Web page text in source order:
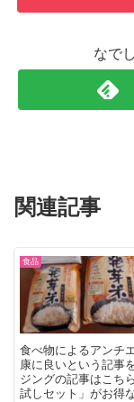
なで
関連記事
食品
食べ物によるアンチ
康に良いという記事
ジングの記事はこち
試しセット」がお得